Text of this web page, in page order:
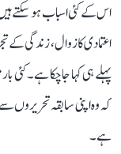
اس کے کئی اسباب ہو سکتے
اعتمادی کا زوال، زندگی کے
پہلے ہی کہا جا چکا ہے۔ کئی
کہ وہ اپنی سابقہ تحریروں
ہے۔